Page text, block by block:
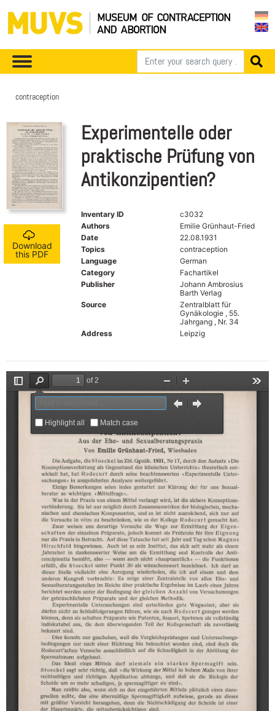
contraception
Download
this PDF
Experimentelle oder
praktische Prüfung von
Antikonzipentien?
Inventary ID
c3032
Authors
Emilie Grünhaut-Fried
Date
22.08.1931
Topics
contraception
Language
German
Category
Fachartikel
Publisher
Johann Ambrosius
Barth Verlag
Source
Zentralblatt für
Gynäkologie , 55.
Jahrgang , Nr. 34
Address
Leipzig